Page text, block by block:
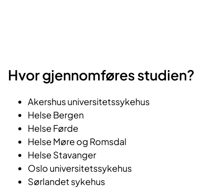
Hvor gjennomføres studien?
Akershus universitetssykehus
Helse Bergen
Helse Førde
Helse Møre og Romsdal
Helse Stavanger
Oslo universitetssykehus
Sørlandet sykehus